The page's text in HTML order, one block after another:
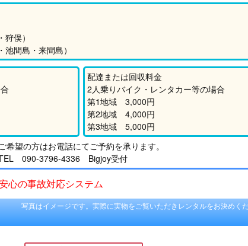
俣）
間島・来間島）
配達または回収料金
2人乗りバイク・レンタカー等の場合
第1地域 3,000円
第2地域 4,000円
第3地域 5,000円
希望の方はお電話にてご予約を承ります。
090-3796-4336 Bigjoy受付
心の事故対応システム
写真はイメージです。実際に実物をご覧いただきレンタルをお決めくだ